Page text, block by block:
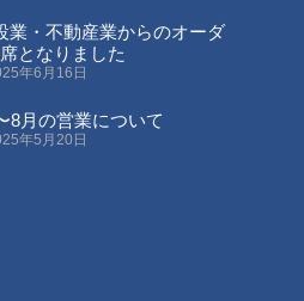
業・不動産業からのオーダ
となりました
年6月16日
8月の営業について
年5月20日